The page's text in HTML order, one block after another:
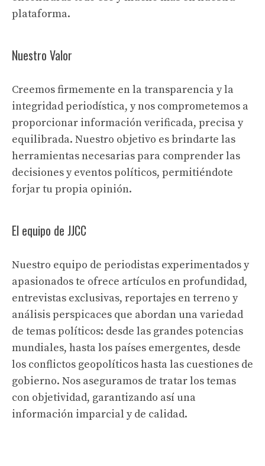
plataforma.
Nuestro Valor
Creemos firmemente en la transparencia y la
integridad periodística, y nos comprometemos a
proporcionar información verificada, precisa y
equilibrada. Nuestro objetivo es brindarte las
herramientas necesarias para comprender las
decisiones y eventos políticos, permitiéndote
forjar tu propia opinión.
El equipo de JJCC
Nuestro equipo de periodistas experimentados y
apasionados te ofrece artículos en profundidad,
entrevistas exclusivas, reportajes en terreno y
análisis perspicaces que abordan una variedad
de temas políticos: desde las grandes potencias
mundiales, hasta los países emergentes, desde
los conflictos geopolíticos hasta las cuestiones de
gobierno. Nos aseguramos de tratar los temas
con objetividad, garantizando así una
información imparcial y de calidad.